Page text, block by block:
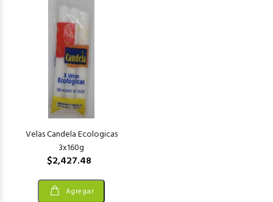
Velas Candela Ecologicas
3x160g
$2,427.48
Agregar